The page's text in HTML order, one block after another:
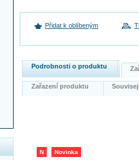
Přidat k oblíbeným
Podrobnosti o produktu
Zařazení produktu
N Novinka